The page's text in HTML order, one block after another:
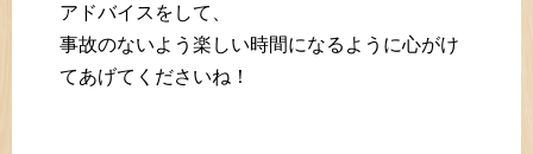
アドバイスをして、
事故のないよう楽しい時間になるように心がけ
てあげてくださいね！